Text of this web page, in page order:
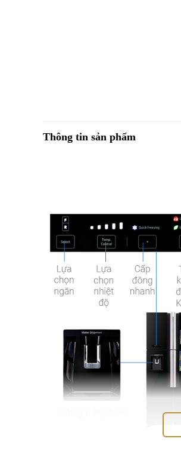
Thông tin sản phẩm